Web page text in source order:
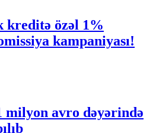
kreditə özəl 1%
kampaniyası!
milyon avro dəyərində